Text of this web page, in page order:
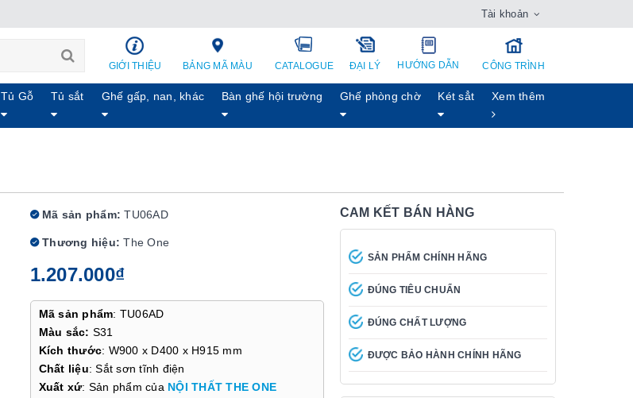
Tài khoản
GIỚI THIỆU BẢNG MÃ MÀU CATALOGUE ĐẠI LÝ HƯỚNG DẪN CÔNG TRÌNH
Tủ Gỗ Tủ sắt Ghế gấp, nan, khác Bàn ghế hội trường Ghế phòng chờ Két sẳt Xem thêm
Mã sản phẩm: TU06AD
Thương hiệu: The One
1.207.000₫
Mã sản phẩm: TU06AD
Màu sắc: S31
Kích thước: W900 x D400 x H915 mm
Chất liệu: Sắt sơn tĩnh điện
Xuất xứ: Sản phẩm của NỘI THẤT THE ONE
CAM KẾT BÁN HÀNG
SẢN PHẨM CHÍNH HÃNG
ĐÚNG TIÊU CHUẨN
ĐÚNG CHẤT LƯỢNG
ĐƯỢC BẢO HÀNH CHÍNH HÃNG